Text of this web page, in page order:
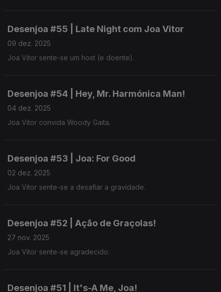
Desenjoa #55 | Late Night com Joa Vitor
09 dez. 2025
Joa Vitor sente-se um host (e doente).
Desenjoa #54 | Hey, Mr. Harmónica Man!
04 dez. 2025
Joa Vitor convida Woody Gaita.
Desenjoa #53 | Joa: For Good
02 dez. 2025
Joa Vitor sente-se a desafiar a gravidade.
Desenjoa #52 | Ação de Graçolas!
27 nov. 2025
Joa Vitor sente-se agradecido.
Desenjoa #51 | It's-A Me, Joa!